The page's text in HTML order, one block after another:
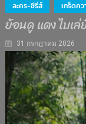
ละคร-ซีรีส์
เกร็ดคว
ย้อนดู แดง ไบเ
31 กรกฎาคม 2026